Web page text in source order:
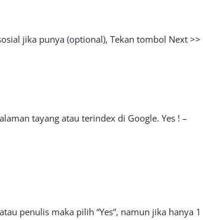
jika punya (optional), Tekan tombol Next >>
tayang atau terindex di Google. Yes ! –
penulis maka pilih “Yes”, namun jika hanya 1